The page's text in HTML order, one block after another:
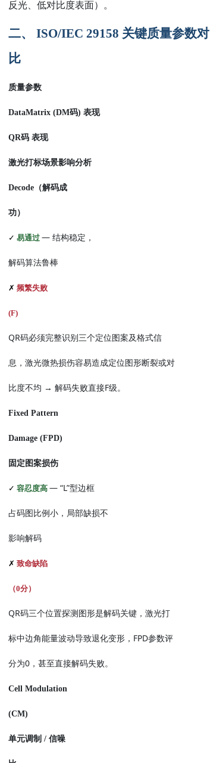
反光、低对比度表面）。
二、 ISO/IEC 29158 关键质量参数对
比
质量参数
DataMatrix (DM码) 表现
QR码 表现
激光打标场景影响分析
Decode （解码成
功）
✓ 易通过 — 结构稳定，
解码算法鲁棒
✗ 频繁失败
(F)
QR码必须完整识别三个定位图案及格式信
息，激光微热损伤容易造成定位图形断裂或对
比度不均 → 解码失败直接F级。
Fixed Pattern
Damage (FPD)
固定图案损伤
✓ 容忍度高 — “L”型边框
占码图比例小，局部缺损不
影响解码
✗ 致命缺陷
（0分）
QR码三个位置探测图形是解码关键，激光打
标中边角能量波动导致退化变形， FPD参数评
分为0 ，甚至直接解码失败。
Cell Modulation
(CM)
单元调制 / 信噪